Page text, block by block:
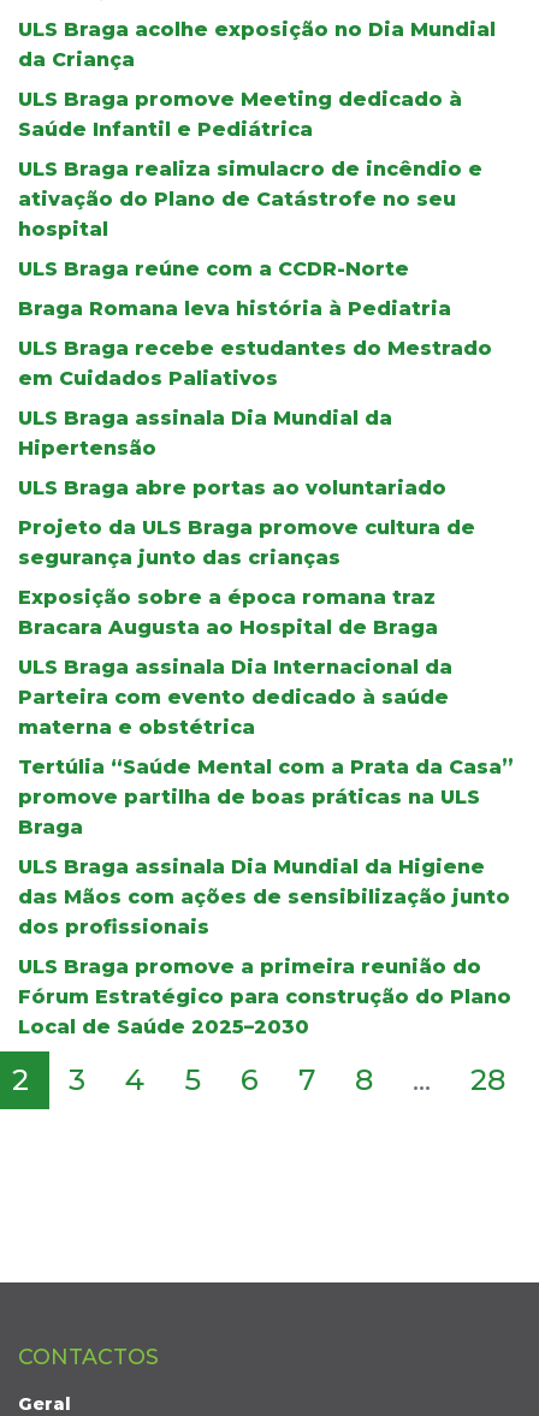
ULS Braga acolhe exposição no Dia Mundial
da Criança
ULS Braga promove Meeting dedicado à
Saúde Infantil e Pediátrica
ULS Braga realiza simulacro de incêndio e
ativação do Plano de Catástrofe no seu
hospital
ULS Braga reúne com a CCDR-Norte
Braga Romana leva história à Pediatria
ULS Braga recebe estudantes do Mestrado
em Cuidados Paliativos
ULS Braga assinala Dia Mundial da
Hipertensão
ULS Braga abre portas ao voluntariado
Projeto da ULS Braga promove cultura de
segurança junto das crianças
Exposição sobre a época romana traz
Bracara Augusta ao Hospital de Braga
ULS Braga assinala Dia Internacional da
Parteira com evento dedicado à saúde
materna e obstétrica
Tertúlia “Saúde Mental com a Prata da Casa”
promove partilha de boas práticas na ULS
Braga
ULS Braga assinala Dia Mundial da Higiene
das Mãos com ações de sensibilização junto
dos profissionais
ULS Braga promove a primeira reunião do
Fórum Estratégico para construção do Plano
Local de Saúde 2025–2030
2 3 4 5 6 7 8 ... 28
CONTACTOS
Geral